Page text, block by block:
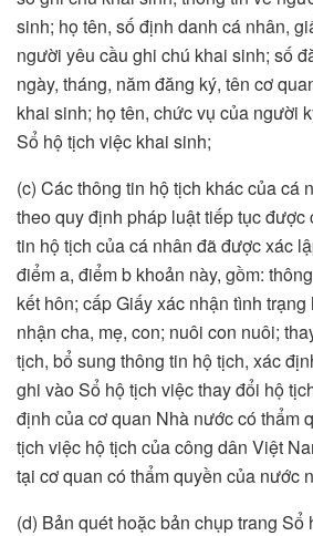
sinh; họ tên, số định danh cá nhân,
người yêu cầu ghi chú khai sinh; số
ngày, tháng, năm đăng ký, tên cơ
khai sinh; họ tên, chức vụ của người
Sổ hộ tịch việc khai sinh;
(c) Các thông tin hộ tịch khác của cá
theo quy định pháp luật tiếp tục được
tin hộ tịch của cá nhân đã được xác
điểm a, điểm b khoản này, gồm:
kết hôn; cấp Giấy xác nhận tình
nhận cha, mẹ, con; nuôi con nuôi;
tịch, bổ sung thông tin hộ tịch, xác
ghi vào Sổ hộ tịch việc thay đổi hộ
định của cơ quan Nhà nước có thẩm
tịch việc hộ tịch của công dân Việt
tại cơ quan có thẩm quyền của nước
(d) Bản quét hoặc bản chụp trang